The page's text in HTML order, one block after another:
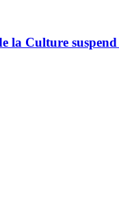
la Culture